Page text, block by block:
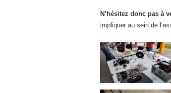
N’hésitez donc pas à
impliquer au sein de